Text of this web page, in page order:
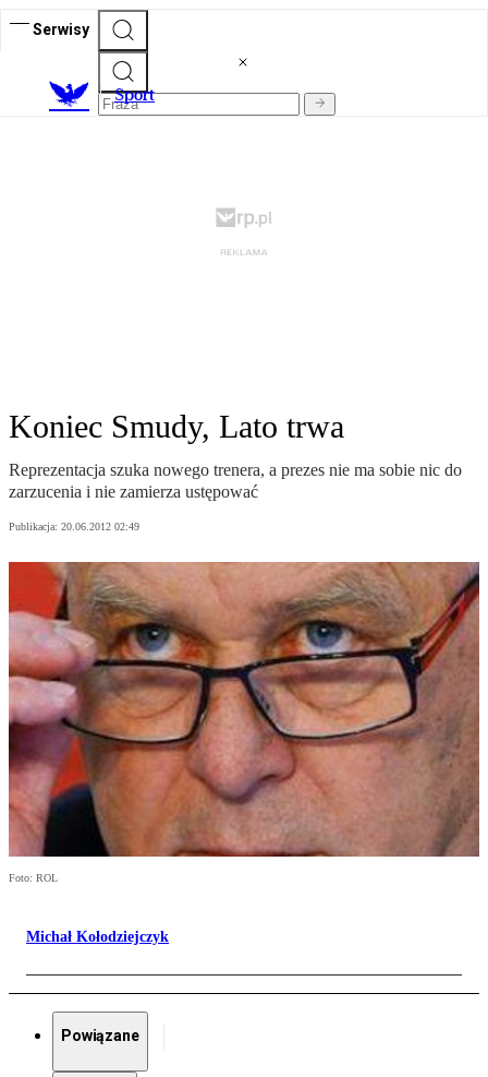
Serwisy
Sport
Koniec Smudy, Lato trwa
Reprezentacja szuka nowego trenera, a prezes nie ma sobie nic do
zarzucenia i nie zamierza ustępować
Publikacja: 20.06.2012 02:49
Foto: ROL
Michał Kołodziejczyk
Powiązane